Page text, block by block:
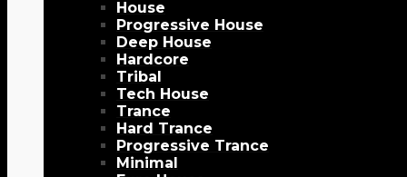
House
Progressive House
Deep House
Hardcore
Tribal
Tech House
Trance
Hard Trance
Progressive Trance
Minimal